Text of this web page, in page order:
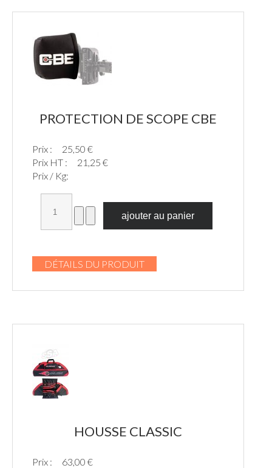
PROTECTION DE SCOPE CBE
Prix :
25,50 €
Prix HT :
21,25 €
Prix / Kg:
DÉTAILS DU PRODUIT
HOUSSE CLASSIC
Prix :
63,00 €